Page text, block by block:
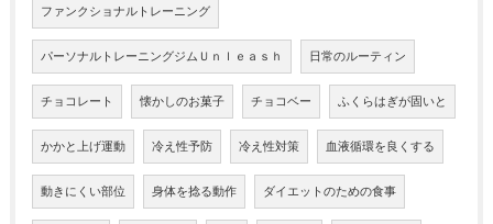
ファンクショナルトレーニング
パーソナルトレーニングジムＵｎｌｅａｓｈ 日常のルーティン
チョコレート 懐かしのお菓子 チョコベー ふくらはぎが固いと
かかと上げ運動 冷え性予防 冷え性対策 血液循環を良くする
動きにくい部位 身体を捻る動作 ダイエットのための食事